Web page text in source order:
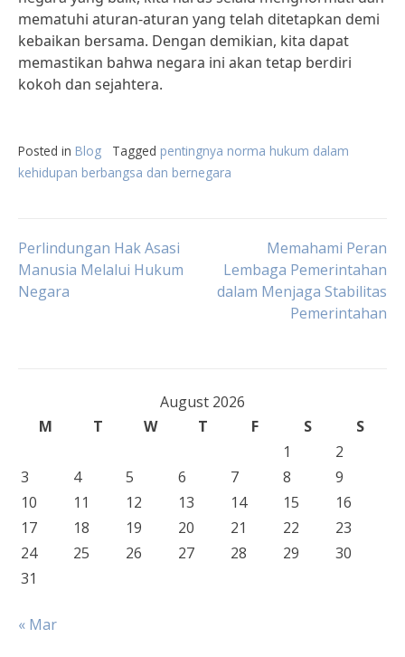
mematuhi aturan-aturan yang telah ditetapkan demi
kebaikan bersama. Dengan demikian, kita dapat
memastikan bahwa negara ini akan tetap berdiri
kokoh dan sejahtera.
Posted in Blog Tagged pentingnya norma hukum dalam
kehidupan berbangsa dan bernegara
Post
navigation
Perlindungan Hak Asasi
Manusia Melalui Hukum
Negara
Memahami Peran
Lembaga Pemerintahan
dalam Menjaga Stabilitas
Pemerintahan
August 2026
M
T W T F S
S
1
2
3
4 5 6 7 8
9
10
11 12 13 14 15
16
17
18 19 20 21 22
23
24
25 26 27 28 29
30
31
« Mar